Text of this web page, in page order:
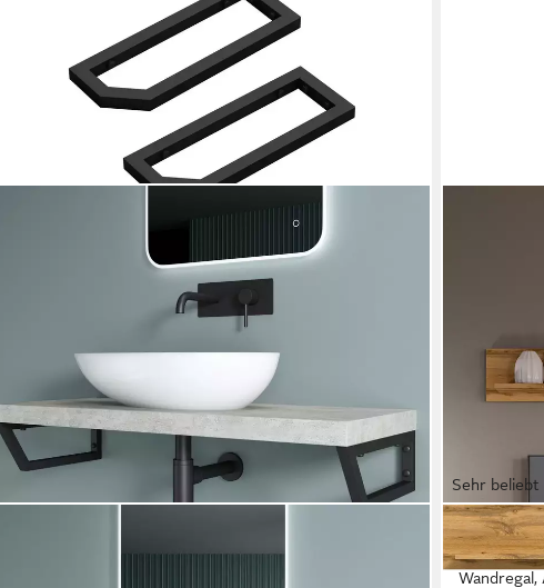
Wandregalhalter Wandkonsole rostfreie Edelstahl
Sehr beliebt
OTTO HOME
Wandboard
Wandregal,